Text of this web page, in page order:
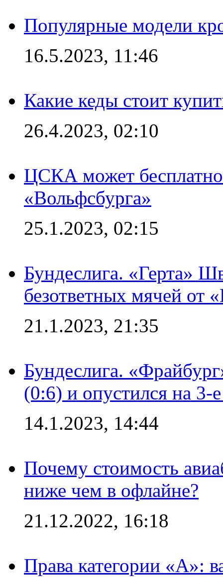
Популярные модели
16.5.2023, 11:46
Какие кеды стоит
26.4.2023, 02:10
ЦСКА может
«Вольфсбурга»
25.1.2023, 02:15
Бундеслига. «Герта»
безответных мячей от
21.1.2023, 21:35
Бундеслига.
(0:6) и опустился на 3-
14.1.2023, 14:44
Почему стоимость
ниже чем в офлайне?
21.12.2022, 16:18
Права категории «А»: